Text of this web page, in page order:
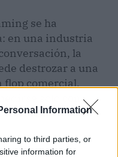
Information
to third parties, or
information for
se ha
en una industria
la
destrozar a una
flop comercial.
hecho.